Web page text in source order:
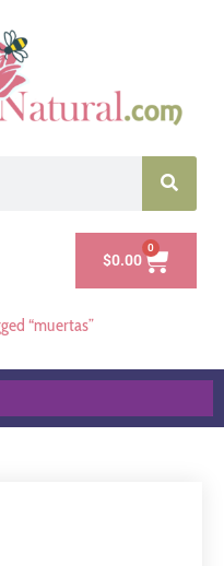
$0.00
0
“muertas”